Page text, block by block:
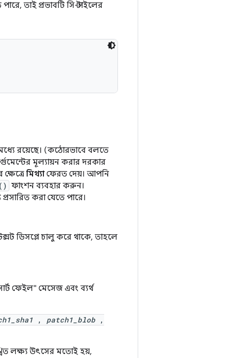
তাই প্রভাবটি সি-স্টাইলের
মধ্যে রয়েছে। (কঠোরভাবে বলতে
মূল্যায়ন করার দরকার
মিথ্যাফেরত দেয়। আপনি
ফাংশন ব্যবহার করুন।
করা যেতে পারে।
ডিসপ্লে চালু করে থাকে, তাহলে
ফেইল" মেসেজ এবং ব্যর্থ
, patch1_blob ,
লক্ষ্য উৎসের মতোই হয়,